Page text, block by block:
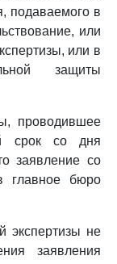
подаваемого в
или
или в
защиты
проводившее
срок со дня
заявление со
главное бюро
экспертизы не
заявления